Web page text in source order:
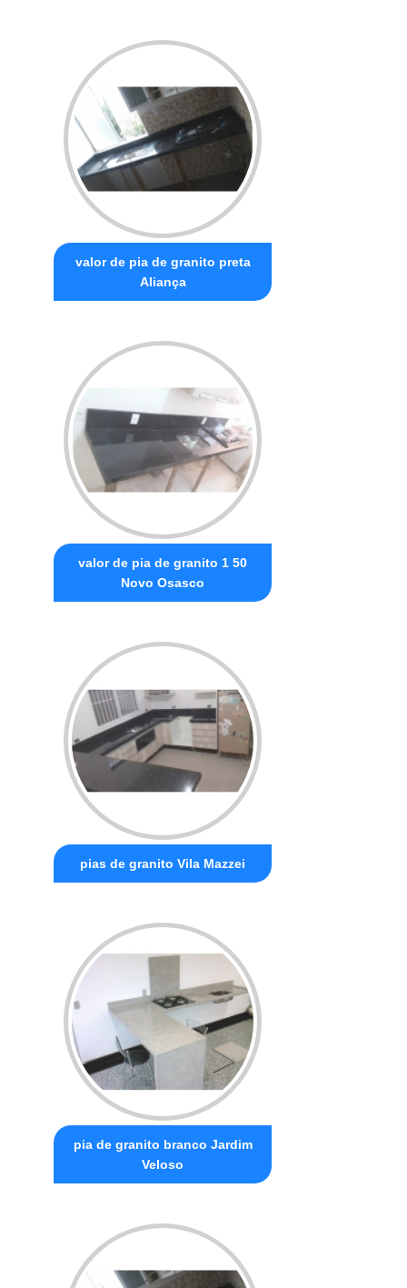
valor de pia de granito preta
Aliança
valor de pia de granito 1 50
Novo Osasco
pias de granito Vila Mazzei
pia de granito branco Jardim
Veloso